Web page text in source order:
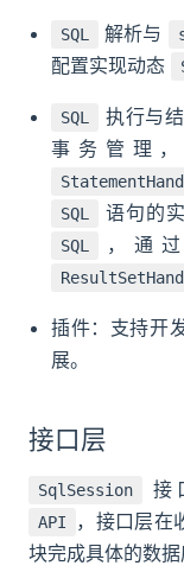
SQL 解析与
配置实现动态
SQL 执行与
事务管理
SQL 语句的
SQL ，通
插件：支持开
展。
接口层
SqlSession 接
API
，接口层在
块完成具体的数据